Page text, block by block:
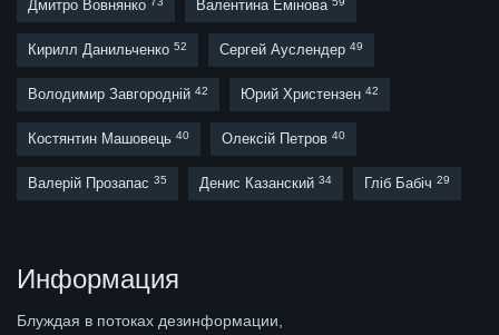
Дмитро Вовнянко Валентина Емінова
Кирилл Данильченко 52 Сергей Ауслендер 49
Володимир Завгородній 42 Юрий Христензен 42
Костянтин Машовець 40 Олексій Петров 40
Валерій Прозапас 35 Денис Казанский 34 Гліб Бабіч 29
Информация
Блуждая в потоках дезинформации,